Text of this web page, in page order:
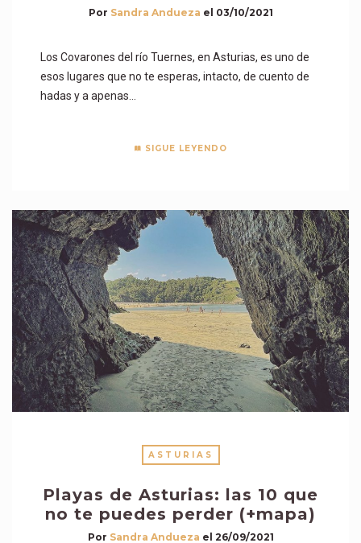
Por Sandra Andueza el 03/10/2021
Los Covarones del río Tuernes, en Asturias, es uno de
esos lugares que no te esperas, intacto, de cuento de
hadas y a apenas…
SIGUE LEYENDO
ASTURIAS
Playas de Asturias: las 10 que
no te puedes perder (+mapa)
Por Sandra Andueza el 26/09/2021